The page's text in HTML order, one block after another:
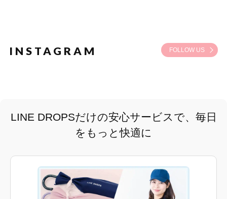
INSTAGRAM FOLLOW US
LINE DROPSだけの安心サービスで、毎日
をもっと快適に